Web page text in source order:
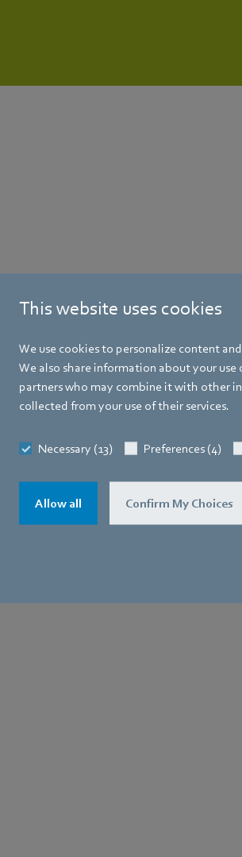
This website uses cookies
We use cookies to personalize content
We also share information about your
partners who may combine it with other
collected from your use of their services.
Necessary (13) Preferences (4)
Allow all Confirm My Choices